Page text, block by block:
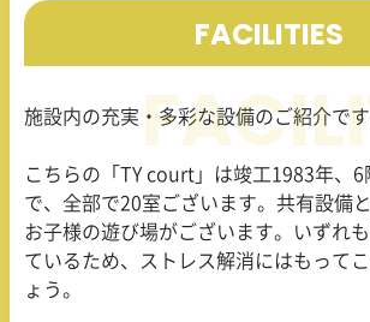
FACILITIES
施設内の充実・多彩な設備のご紹介です
こちらの「TY court」は竣工1983年、 6
で、全部で20室ございます。共有設備
お子様の遊び場がございます。いずれ
ているため、ストレス解消にはもって
ょう。